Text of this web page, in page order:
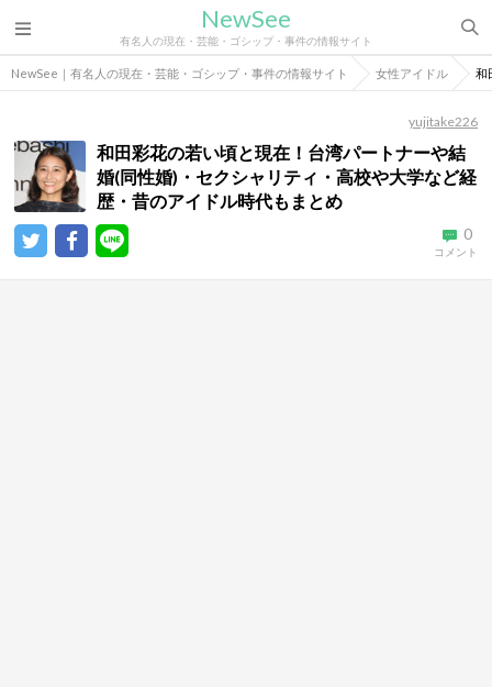
NewSee
有名人の現在・芸能・ゴシップ・事件の情報サイト
NewSee｜有名人の現在・芸能・ゴシップ・事件の情報サイト 女性アイドル 和
yujitake226
和田彩花の若い頃と現在！台湾パートナーや結
婚(同性婚)・セクシャリティ・高校や大学など経
歴・昔のアイドル時代もまとめ
0
コメント